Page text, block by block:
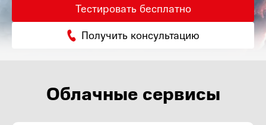
Тестировать бесплатно
Получить консультацию
Облачные сервисы